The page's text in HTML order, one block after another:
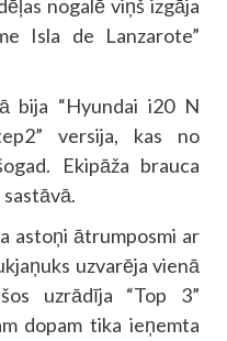
nogalē viņš izgāja
Isla de Lanzarote”
bija “Hyundai i20 N
versija, kas no
Ekipāža brauca
sastāvā.
astoņi ātrumposmi ar
uzvarēja vienā
uzrādīja “Top 3”
dopam tika ieņemta